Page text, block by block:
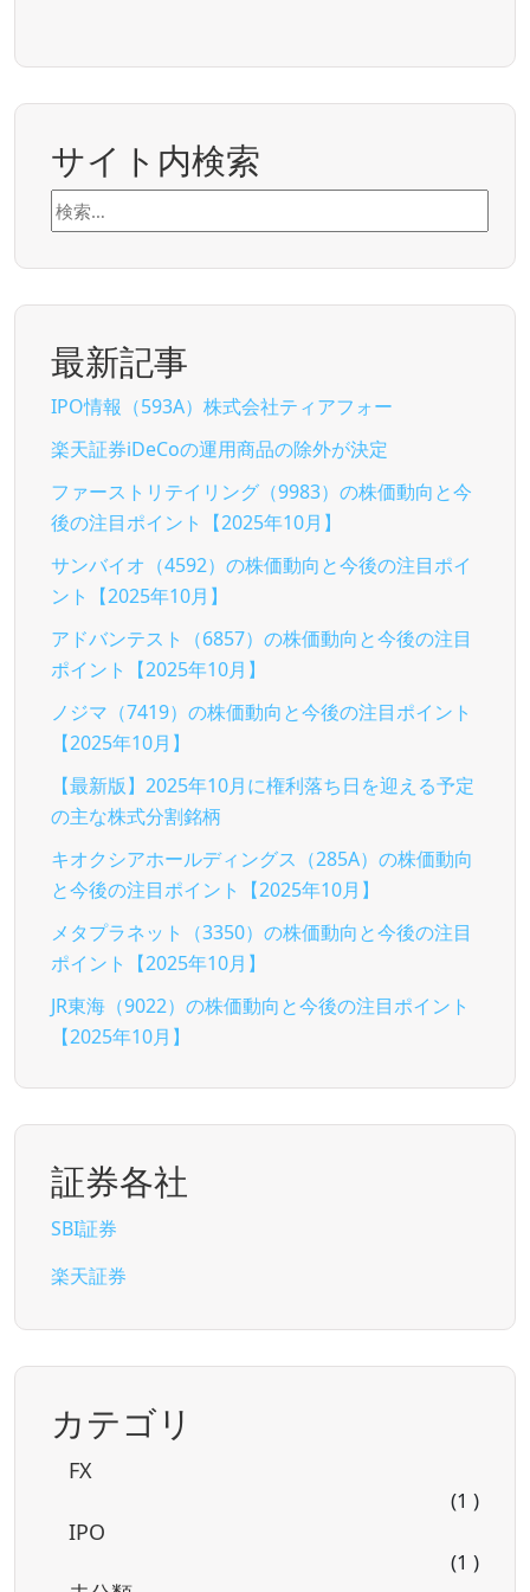
サイト内検索
検
索:
最新記事
IPO情報（593A）株式会社ティアフォー
楽天証券iDeCoの運用商品の除外が決定
ファーストリテイリング（9983）の株価動向と今
後の注目ポイント【2025年10月】
サンバイオ（4592）の株価動向と今後の注目ポイ
ント【2025年10月】
アドバンテスト（6857）の株価動向と今後の注目
ポイント【2025年10月】
ノジマ（7419）の株価動向と今後の注目ポイント
【2025年10月】
【最新版】2025年10月に権利落ち日を迎える予定
の主な株式分割銘柄
キオクシアホールディングス（285A）の株価動向
と今後の注目ポイント【2025年10月】
メタプラネット（3350）の株価動向と今後の注目
ポイント【2025年10月】
JR東海（9022）の株価動向と今後の注目ポイント
【2025年10月】
証券各社
SBI証券
楽天証券
カテゴリ
FX
(1 )
IPO
(1 )